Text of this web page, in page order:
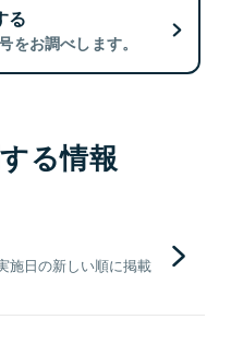
る
をお調べします。
る情報
施日の新しい順に掲載